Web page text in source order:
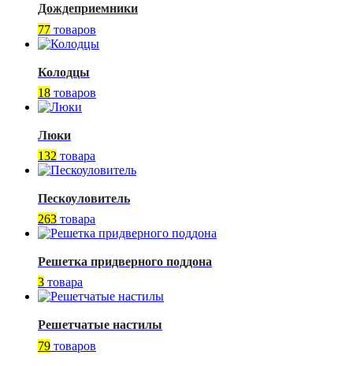
Дождеприемники
77 товаров
Колодцы
18 товаров
Люки
132 товара
Пескоуловитель
263 товара
Решетка придверного поддона
3 товара
Решетчатые настилы
79 товаров